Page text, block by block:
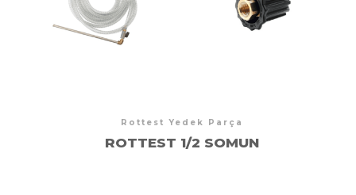
Rottest Yedek Parça
ROTTEST 1/2 SOMUN